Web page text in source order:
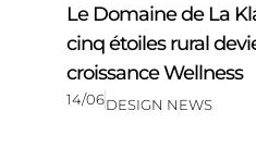
Le Domaine de La
cinq étoiles rural
croissance Wellness
14/06DESIGN NEWS